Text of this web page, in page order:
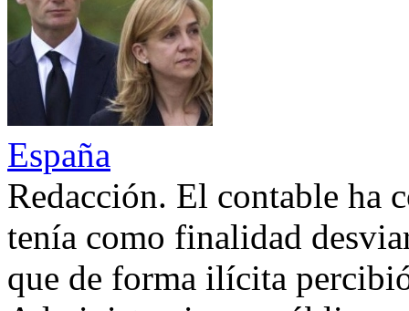
España
Redacción. El contable ha
tenía como finalidad
que de forma ilícita